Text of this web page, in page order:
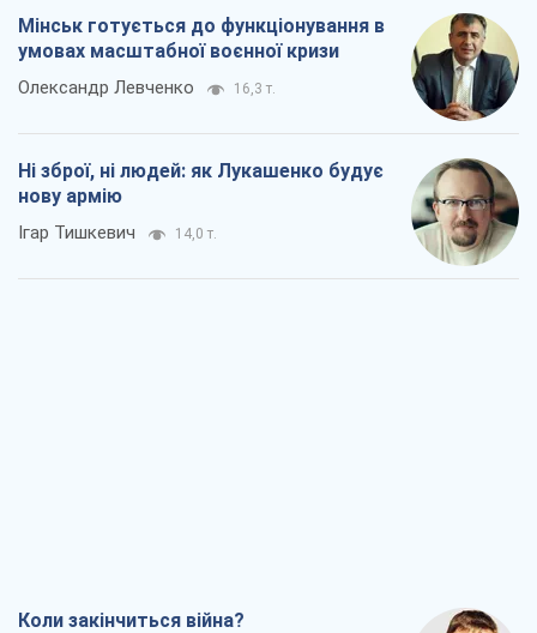
Мінськ готується до функціонування в
умовах масштабної воєнної кризи
Олександр Левченко 16,3 т.
Ні зброї, ні людей: як Лукашенко будує
нову армію
Ігар Тишкевич 14,0 т.
Коли закінчиться війна?